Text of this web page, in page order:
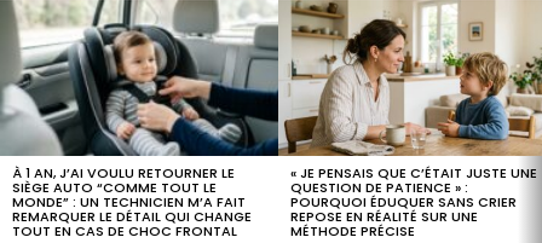
LATEST
STORIES
À 1 AN, J’AI VOULU RETOURNER LE
SIÈGE AUTO “COMME TOUT LE
MONDE” : UN TECHNICIEN M’A FAIT
REMARQUER LE DÉTAIL QUI CHANGE
TOUT EN CAS DE CHOC FRONTAL
« JE PENSAIS QUE C’ÉTAIT JUSTE UNE
QUESTION DE PATIENCE » :
POURQUOI ÉDUQUER SANS CRIER
REPOSE EN RÉALITÉ SUR UNE
MÉTHODE PRÉCISE